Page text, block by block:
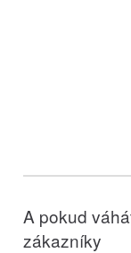
A pokud
zákazníky